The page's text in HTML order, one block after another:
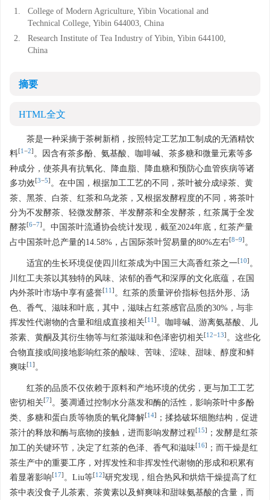
1.
College of Modern Agriculture, Yibin Vocational and
Technical College, Yibin 644003, China
2.
Research Institute of Tea Industry of Yibin, Yibin 644100,
China
摘要
HTML全文
茶是一种采摘于茶树新梢，按照特定工艺加工制成的无酒精饮
料[1 −2] 。因含有茶多酚、氨基酸、咖啡碱、茶多糖和微量元素等多
种成分，使茶具有抗氧化、降血脂、降血糖和预防心血管疾病等诸
多功效[3−5] 。在中国，根据加工工艺的不同，茶叶被分成绿茶、黄
茶、黑茶、白茶、红茶和乌龙茶，又根据发酵程度的不同，将茶叶
分为不发酵茶、轻微发酵茶、半发酵茶和全发酵茶，红茶属于全发
酵茶[6−7] 。中国茶叶流通协会统计发现，截至2024年底，红茶产量
占中国茶叶总产量的14.58%，占国际茶叶贸易量的80%左右[8−9] 。
适宜的生长环境促使四川红茶成为中国三大高香红茶之一[10] 。
川红工夫茶以其独特的风味、浓郁的香气和深厚的文化底蕴，在国
内外茶叶市场中享有盛誉[11 ] 。红茶的质量评价指标包括外形、汤
色、香气、滋味和叶底，其中，滋味占红茶感官品质的30%，与非
挥发性代谢物的含量和组成直接相关[11 ] 。咖啡碱、游离氨基酸、儿
茶素、黄酮及其衍生物等与红茶滋味和色泽密切相关[12−13] 。这些化
合物直接或间接地影响红茶的酸味、苦味、涩味、甜味、醇度和鲜
爽味[1 ] 。
红茶的品质不仅依赖于原料和产地环境的优劣，更与加工工艺
密切相关[7] 。萎凋通过控制水分蒸发和酶的活性，影响茶叶中多酚
类、多糖和蛋白质等物质的氧化降解[14]
；揉捻破坏细胞结构，促进
茶汁的释放和酶与底物的接触，进而影响发酵过程[15]
；发酵是红茶
加工的关键环节，决定了红茶的色泽、香气和滋味[16]
；而干燥是红
茶生产中的重要工序，对挥发性和非挥发性代谢物的形成和积累有
着显著影响[17] 。Liu等[12]研究发现，组合热风和烘焙干燥提高了红
茶中表没食子儿茶素、茶黄素以及鲜爽味和甜味氨基酸的含量，而